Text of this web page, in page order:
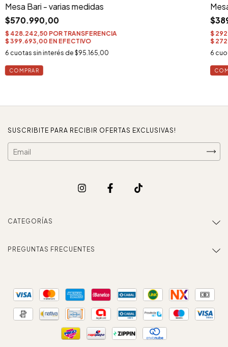
Mesa Bari - varias medidas
$570.990,00
6 cuotas sin interés de $95.165,00
COMPRAR
6
SUSCRIBITE PARA RECIBIR OFERTAS EXCLUSIVAS!
CATEGORÍAS
PREGUNTAS FRECUENTES